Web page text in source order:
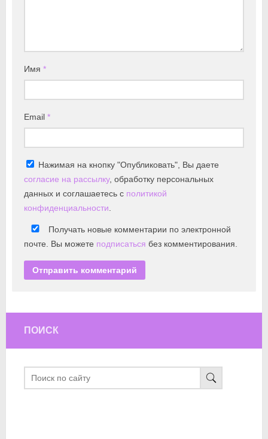
Имя *
Email *
Нажимая на кнопку "Опубликовать", Вы даете
согласие на рассылку, обработку персональных
данных и соглашаетесь с политикой
конфиденциальности
Получать новые комментарии по электронной
почте. Вы можете подписаться без комментирования.
ПОИСК